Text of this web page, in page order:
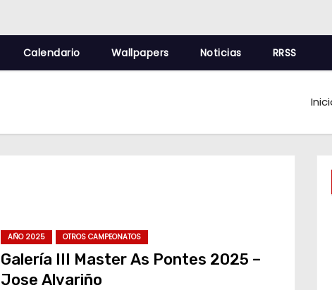
Calendario Wallpapers Noticias RRSS
AÑO 2025 OTROS CAMPEONATOS
Galería III Master As Pontes 2025 –
Jose Alvariño